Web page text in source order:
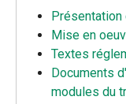
Mise en
Textes
Documents
modules du